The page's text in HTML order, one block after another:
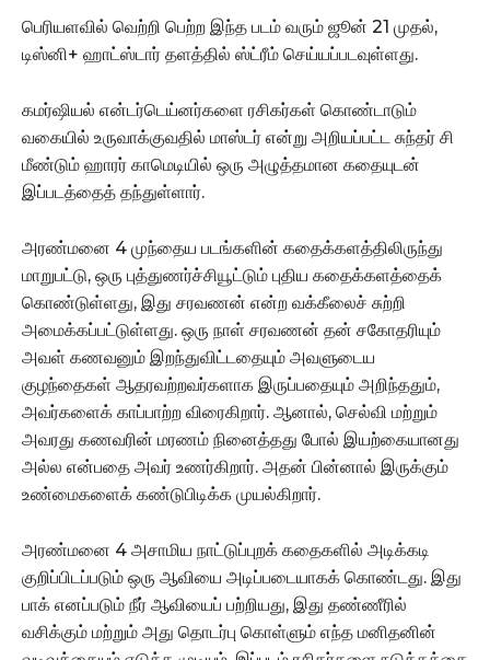
பெரியளவில் வெற்றி பெற்ற இந்த படம் வரும் ஜூன் 21 முதல்,
டிஸ்னி+ ஹாட்ஸ்டார் தளத்தில் ஸ்ட்ரீம் செய்யப்படவுள்ளது.
கமர்ஷியல் என்டர்டெய்னர்களை ரசிகர்கள் கொண்டாடும்
வகையில் உருவாக்குவதில் மாஸ்டர் என்று அறியப்பட்ட சுந்தர் சி
மீண்டும் ஹாரர் காமெடியில் ஒரு அழுத்தமான கதையுடன்
இப்படத்தைத் தந்துள்ளார்.
அரண்மனை 4 முந்தைய படங்களின் கதைக்களத்திலிருந்து
மாறுபட்டு, ஒரு புத்துணர்ச்சியூட்டும் புதிய கதைக்களத்தைக்
கொண்டுள்ளது, இது சரவணன் என்ற வக்கீலைச் சுற்றி
அமைக்கப்பட்டுள்ளது. ஒரு நாள் சரவணன் தன் சகோதரியும்
அவள் கணவனும் இறந்துவிட்டதையும் அவளுடைய
குழந்தைகள் ஆதரவற்றவர்களாக இருப்பதையும் அறிந்ததும்,
அவர்களைக் காப்பாற்ற விரைகிறார். ஆனால், செல்வி மற்றும்
அவரது கணவரின் மரணம் நினைத்தது போல் இயற்கையானது
அல்ல என்பதை அவர் உணர்கிறார். அதன் பின்னால் இருக்கும்
உண்மைகளைக் கண்டுபிடிக்க முயல்கிறார்.
அரண்மனை 4 அசாமிய நாட்டுப்புறக் கதைகளில் அடிக்கடி
குறிப்பிடப்படும் ஒரு ஆவியை அடிப்படையாகக் கொண்டது. இது
பாக் எனப்படும் நீர் ஆவியைப் பற்றியது, இது தண்ணீரில்
வசிக்கும் மற்றும் அது தொடர்பு கொள்ளும் எந்த மனிதனின்